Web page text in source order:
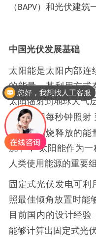
（ BAPV）和光伏建筑
中国光伏发展基础
太阳能是太阳内部连
的能量，其利用方式
太阳辐射到地球大气
是说太阳每秒钟照射
万吨煤燃烧释放的能
况下， 太阳能作为
人类使用能源的重要
固定式光伏发电可
照最佳倾角放置时能
目前国内的设计经验
能够计算出固定式光
您好，我想找人工客服